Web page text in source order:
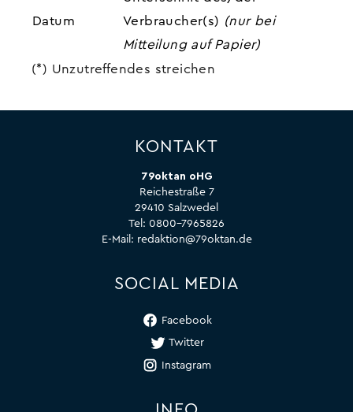
Datum
Verbraucher(s) (nur bei
Mitteilung auf Papier)
(*) Unzutreffendes streichen
KONTAKT
79oktan oHG
Reichestraße 7
29410 Salzwedel
Tel: 0800-7965826
E-Mail: redaktion@79oktan.de
SOCIAL MEDIA
Facebook
Twitter
Instagram